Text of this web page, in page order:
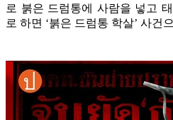
로 붉은 드럼통에 사람을 넣고
로 하면 ‘붉은 드럼통 학살’ 사건